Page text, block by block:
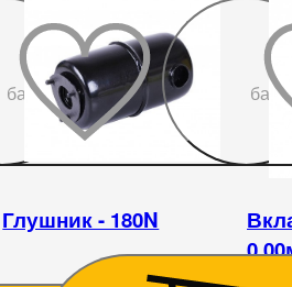
До
бажаного
Глушник - 180N